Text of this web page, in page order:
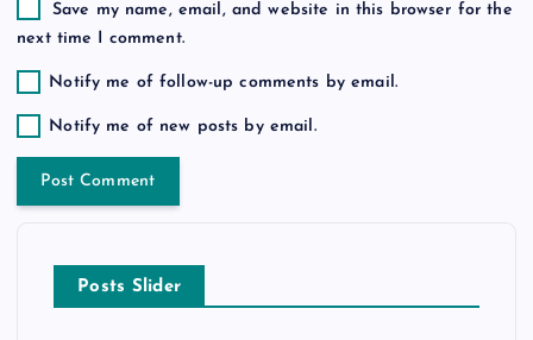
Save my name, email, and website in this browser for the
next time I comment.
Notify me of follow-up comments by email.
Notify me of new posts by email.
Posts Slider